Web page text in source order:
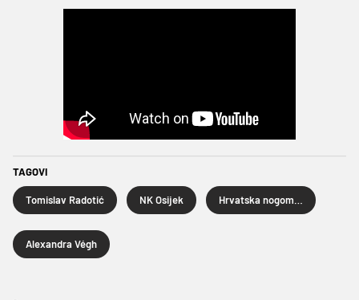
TAGOVI
Tomislav Radotić NK Osijek
Alexandra Végh